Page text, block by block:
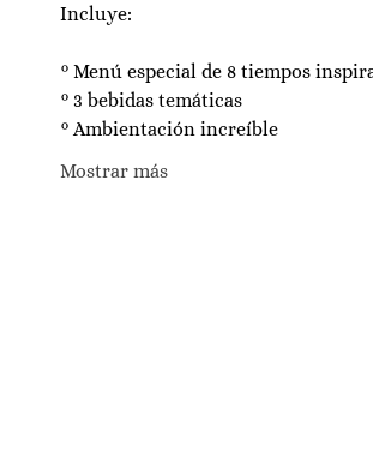
Incluye:
° Menú especial de 8 tiempos
° 3 bebidas temáticas
° Ambientación increíble
Mostrar más